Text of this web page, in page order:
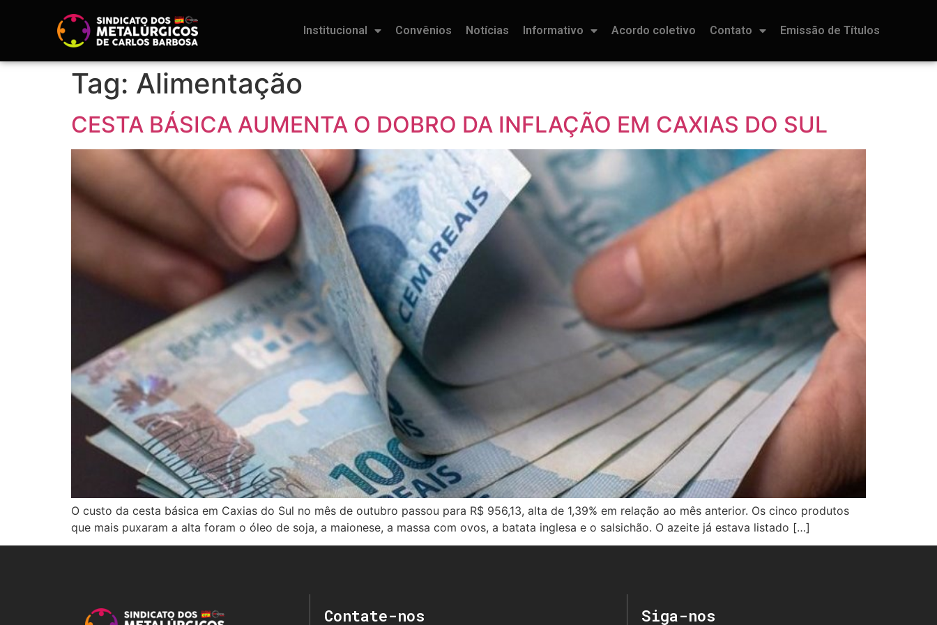
Institucional Convênios Notícias Informativo Acordo coletivo Contato Emissão de Títulos
Tag: Alimentação
CESTA BÁSICA AUMENTA O DOBRO DA INFLAÇÃO EM CAXIAS DO SUL
O custo da cesta básica em Caxias do Sul no mês de outubro passou para R$ 956,13, alta de 1,39% em relação ao mês anterior. Os cinco produtos
que mais puxaram a alta foram o óleo de soja, a maionese, a massa com ovos, a batata inglesa e o salsichão. O azeite já estava listado […]
Contate-nos Siga-nos